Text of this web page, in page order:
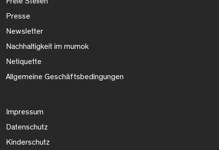
Presse
Newsletter
Nachhaltigkeit im mumok
Netiquette
Allgemeine Geschäftsbedingungen
Impressum
Datenschutz
Kinderschutz